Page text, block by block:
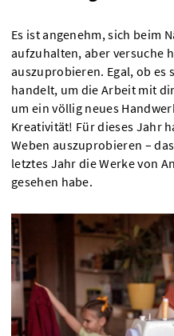
Es ist angenehm, sich beim
aufzuhalten, aber versuche
auszuprobieren. Egal, ob es
handelt, um die Arbeit mit
um ein völlig neues
Kreativität! Für dieses Jahr
Weben auszuprobieren –
letztes Jahr die Werke von
gesehen habe.